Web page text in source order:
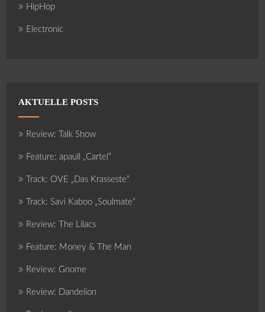
HipHop
Electronic
AKTUELLE POSTS
Review: Talk Show
Feature: apaull „Cartel“
Track: OVE „Das Krasseste“
Track: Savi Kaboo „Soulmate“
Review: The Lilacs
Feature: Money & The Man
Review: Gnome
Review: Dandelion